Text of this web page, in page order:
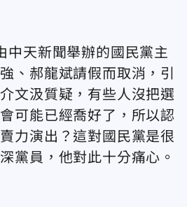
中天新聞舉辦的國民黨主
、郝龍斌請假而取消，引
文汲質疑，有些人沒把選
可能已經喬好了，所以認
力演出？這對國民黨是很
黨員，他對此十分痛心。